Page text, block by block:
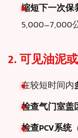
缩短下一次保
5,000–7,000
2. 可见油泥
在较短时间内
检查气门室盖
检查PCV系统